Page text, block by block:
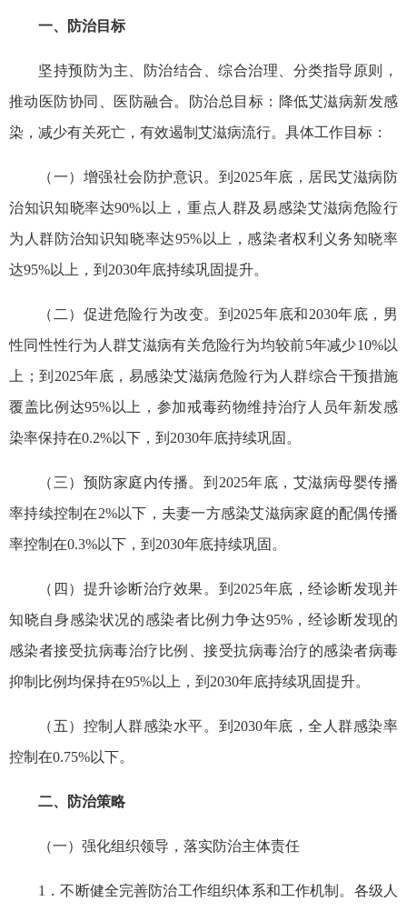
一、防治目标
坚持预防为主、防治结合、综合治理、分类指导原则，
推动医防协同、医防融合。防治总目标：降低艾滋病新发感
染，减少有关死亡，有效遏制艾滋病流行。具体工作目标：
（一）增强社会防护意识。到2025年底，居民艾滋病防
治知识知晓率达90%以上，重点人群及易感染艾滋病危险行
为人群防治知识知晓率达95%以上，感染者权利义务知晓率
达95%以上，到2030年底持续巩固提升。
（二）促进危险行为改变。到2025年底和2030年底，男
性同性性行为人群艾滋病有关危险行为均较前5年减少10%以
上；到2025年底，易感染艾滋病危险行为人群综合干预措施
覆盖比例达95%以上，参加戒毒药物维持治疗人员年新发感
染率保持在0.2%以下，到2030年底持续巩固。
（三）预防家庭内传播。到2025年底，艾滋病母婴传播
率持续控制在2%以下，夫妻一方感染艾滋病家庭的配偶传播
率控制在0.3%以下，到2030年底持续巩固。
（四）提升诊断治疗效果。到2025年底，经诊断发现并
知晓自身感染状况的感染者比例力争达95%，经诊断发现的
感染者接受抗病毒治疗比例、接受抗病毒治疗的感染者病毒
抑制比例均保持在95%以上，到2030年底持续巩固提升。
（五）控制人群感染水平。到2030年底，全人群感染率
控制在0.75%以下。
二、防治策略
（一）强化组织领导，落实防治主体责任
1．不断健全完善防治工作组织体系和工作机制。各级人